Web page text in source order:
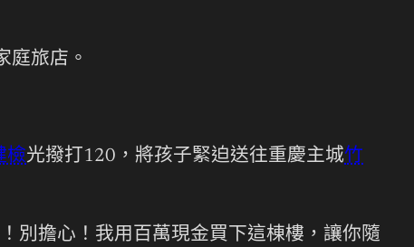
庭旅店。
檢光撥打120，將孩子緊迫送往重慶主城竹
別擔心！我用百萬現金買下這棟樓，讓你隨